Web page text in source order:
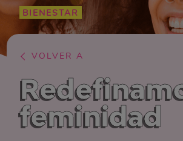
BIENESTAR
VOLVER A
feminidad